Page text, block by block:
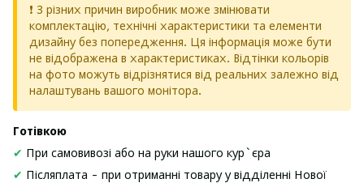
❗ З різних причин виробник може змінювати
комплектацію, технічні характеристики та елементи
дизайну без попередження. Ця інформація може бути
не відображена в характеристиках. Відтінки кольорів
на фото можуть відрізнятися від реальних залежно від
налаштувань вашого монітора.
Готівкою
✔ При самовивозі або на руки нашого кур`єра
✔ Післяплата - при отриманні товару у відділенні Нової